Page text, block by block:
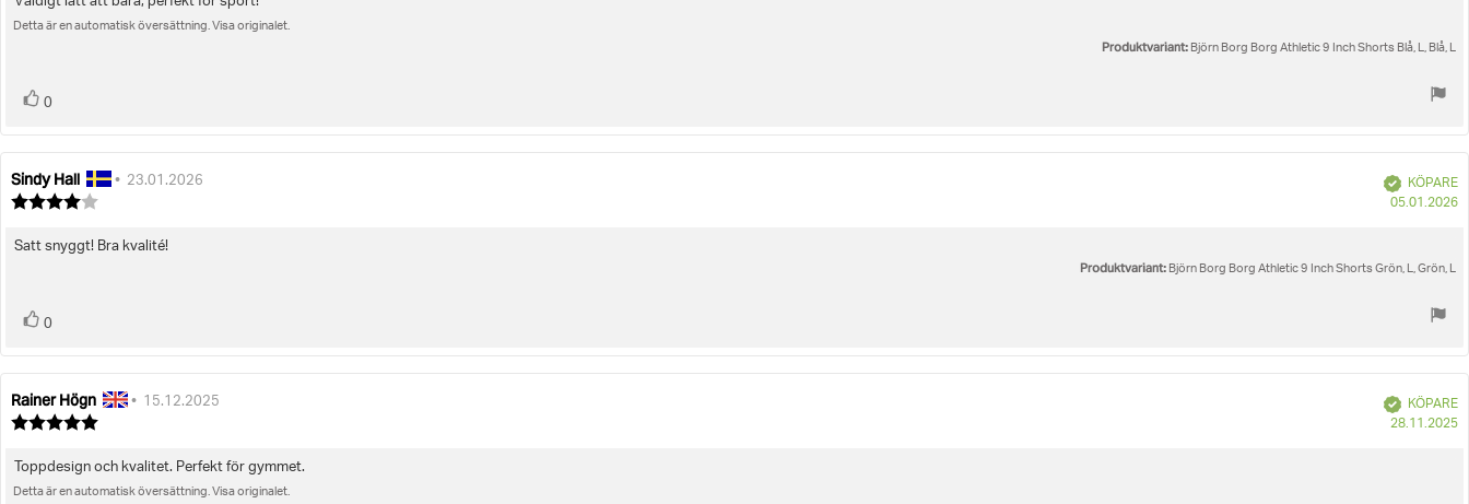
5
stjärnor
Recensionstext:
Detta är en automatisk översättning. Visa originalet.
Produktvariant: Björn Borg Borg Athletic 9 Inch Shorts Blå, L, Blå, L
Rösta
0
Recensionsförfattare:
Sindy Hall • Recensionsdatum:
23.01.2026
utav
5
Bekräftad
KÖPARE
05.01.2026
Recensionstext:
Satt snyggt! Bra kvalité!
Produktvariant: Björn Borg Borg Athletic 9 Inch Shorts Grön, L, Grön, L
Rösta
0
Recensionsförfattare:
Rainer Högn • Recensionsdatum:
15.12.2025
utav
5
stjärnor
Bekräftad
KÖPARE
28.11.2025
Recensionstext:
Toppdesign och kvalitet. Perfekt för gymmet.
Detta är en automatisk översättning. Visa originalet.